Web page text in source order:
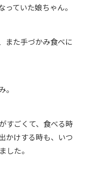
ていた娘ちゃん。
また手づかみ食べに
。
すごくて、食べる時
かけする時も、いつ
した。